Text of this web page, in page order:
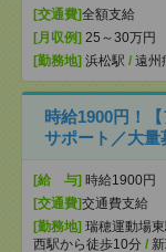
[交通費]全額支給
[月収例] 25～30万円
[勤務地] 浜松駅 / 遠州
時給1900円！
サポート／大量
[給 与] 時給1900円
[交通費]交通費支給
[勤務地] 瑞穂運動場
西駅から徒歩10分 /